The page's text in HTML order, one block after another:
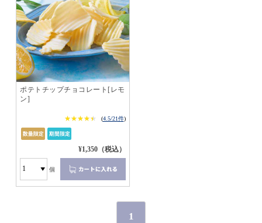
ポテトチップチョコレート[レモ
ン]
★★★★★
★★★★★ (4.5/21件)
¥1,350（税込）
個
1